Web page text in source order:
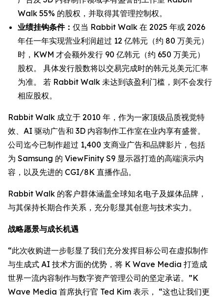
Walk 55% 的股权，并取得其管理控制权。
业绩挂钩条件： 仅当 Rabbit Walk 在 2025 年或 2026
年任一年实现营业利润超过 12 亿韩元（约 80 万美元）
时，KWM 才会额外发行 90 亿韩元（约 650 万美元）
股权。 具体发行股数将以交易完成时的韩元兑美元汇率
为准。 若 Rabbit Walk 未达到该盈利门槛，则不会发行
相应股权。
Rabbit Walk 成立于 2010 年，作为一家顶级品质视觉特
效、AI 驱动广告和 3D 内容制作工作室在业内享有盛誉。
公司迄今已制作超过 1,400 支商业广告和品牌影片，包括
为 Samsung 的 ViewFinity S9 显示器打造的高端演示内
容，以及先进的 CGI/8K 直播作品。
Rabbit Walk 的客户群体涵盖全球知名电子及媒体品牌，
与其保持长期合作关系，充分彰显其创意与技术实力。
战略愿景与成长机遇
“此次收购进一步彰显了我们充分发挥目标公司在虚拟制作
与生成式 AI 技术方面的优势，将 K Wave Media 打造成
世界一流内容制作与数字资产管理公司的坚定承诺。”K
Wave Media 首席执行官 Ted Kim 表示， “这也让我们更